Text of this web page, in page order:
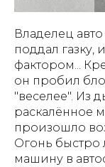
Владелец
поддал газку,
фактором...
он пробил
"веселее". Из
раскалённое
произошло
Огонь быстро
машину в